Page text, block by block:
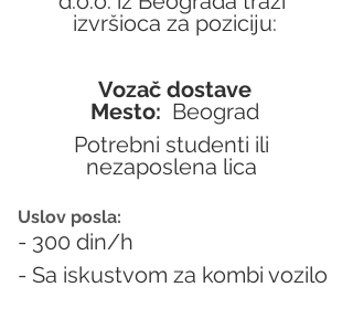
izvršioca za poziciju:
Vozač dostave
Mesto: Beograd
Potrebni studenti ili
nezaposlena lica
Uslov posla:
- 300 din/h
- Sa iskustvom za kombi vozilo